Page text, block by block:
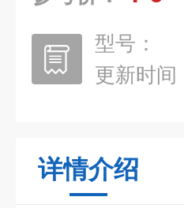
型号：
更新时间
详情介绍